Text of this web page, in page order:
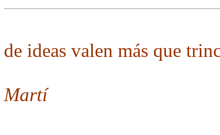
de ideas valen más que
Martí